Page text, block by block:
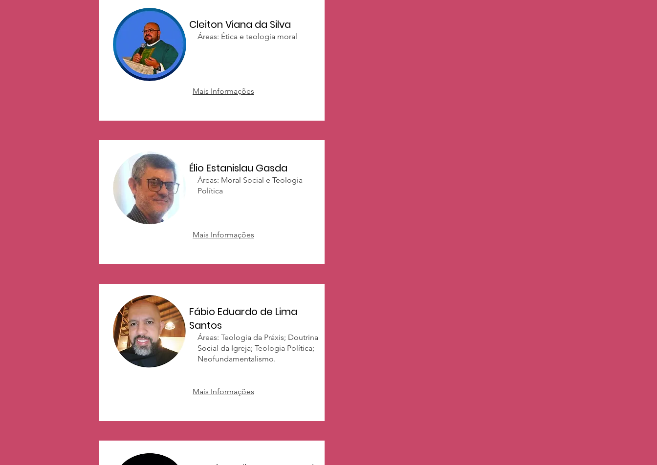
Cleiton Viana da Silva
Áreas: Ética e teologia moral
Mais Informações
Élio Estanislau Gasda
Áreas: Moral Social e Teologia
Política
Mais Informações
Fábio Eduardo de Lima
Santos
Áreas: Teologia da Práxis; Doutrina
Social da Igreja; Teologia Política;
Neofundamentalismo.
Mais Informações